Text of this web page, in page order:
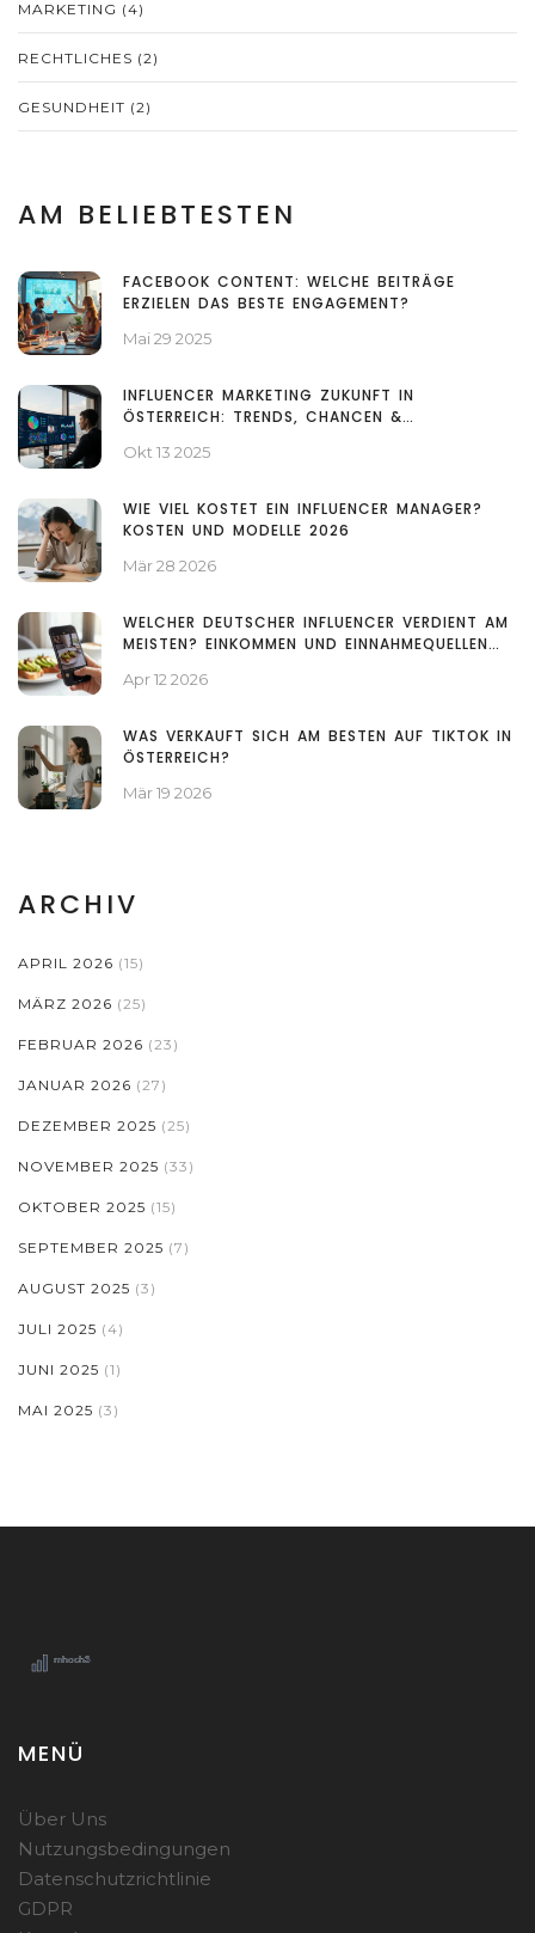
MARKETING (4)
RECHTLICHES (2)
GESUNDHEIT (2)
AM BELIEBTESTEN
FACEBOOK CONTENT: WELCHE BEITRÄGE
ERZIELEN DAS BESTE ENGAGEMENT?
Mai 29 2025
INFLUENCER MARKETING ZUKUNFT IN
ÖSTERREICH: TRENDS, CHANCEN &
Okt 13 2025
WIE VIEL KOSTET EIN INFLUENCER MANAGER?
KOSTEN UND MODELLE 2026
Mär 28 2026
WELCHER DEUTSCHER INFLUENCER VERDIENT AM
MEISTEN? EINKOMMEN UND EINNAHMEQUELLEN
Apr 12 2026
WAS VERKAUFT SICH AM BESTEN AUF TIKTOK IN
ÖSTERREICH?
Mär 19 2026
ARCHIV
APRIL 2026 (15)
MÄRZ 2026 (25)
FEBRUAR 2026 (23)
JANUAR 2026 (27)
DEZEMBER 2025 (25)
NOVEMBER 2025 (33)
OKTOBER 2025 (15)
SEPTEMBER 2025 (7)
AUGUST 2025 (3)
JULI 2025 (4)
JUNI 2025 (1)
MAI 2025 (3)
MENÜ
Über Uns
Nutzungsbedingungen
Datenschutzrichtlinie
GDPR